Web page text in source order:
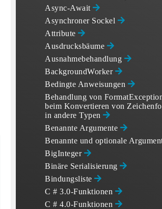
Async-Await
Asynchroner Sockel
Attribute
Ausdrucksbäume
Ausnahmebehandlung
BackgroundWorker
Bedingte Anweisungen
Behandlung von
beim Konvertieren von
in andere Typen
Benannte Argumente
Benannte und optionale
BigInteger
Binäre Serialisierung
Bindungsliste
C # 3.0-Funktionen
C # 4.0-Funktionen